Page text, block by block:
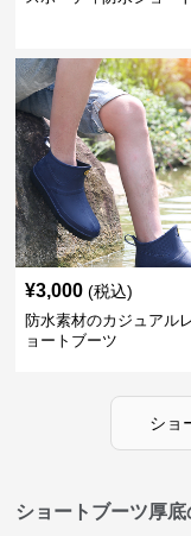
¥3,000 (税込)
防水素材のカジュアル
ョートブーツ
ショ
ショートブーツ厚